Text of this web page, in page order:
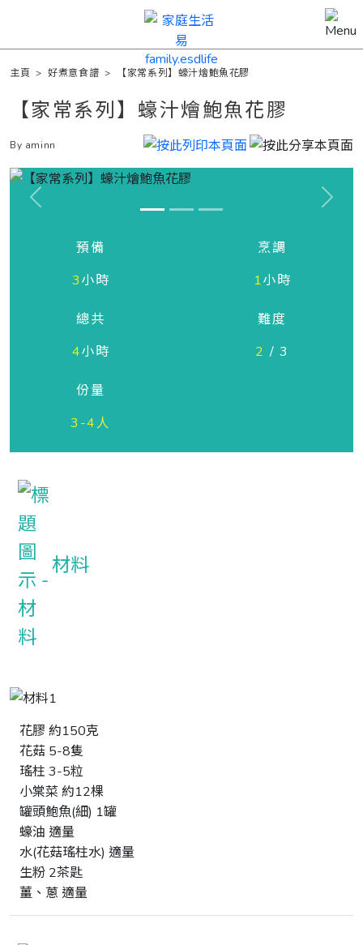
主頁 >好煮意食譜 > 【家常系列】蠔汁燴鮑魚花膠
【家常系列】蠔汁燴鮑魚花膠
By aminn
Previous Next
預備
3小時
烹調
1小時
總共
4小時
難度
2 / 3
份量
3-4人
材料
花膠 約150克
花菇 5-8隻
瑤柱 3-5粒
小棠菜 約12棵
罐頭鮑魚(細) 1罐
蠔油 適量
水(花菇瑤柱水) 適量
生粉 2茶匙
薑、蔥 適量